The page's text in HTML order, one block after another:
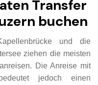
Transfer
buchen
und die
ziehen die meisten
Die Anreise mit
jedoch einen